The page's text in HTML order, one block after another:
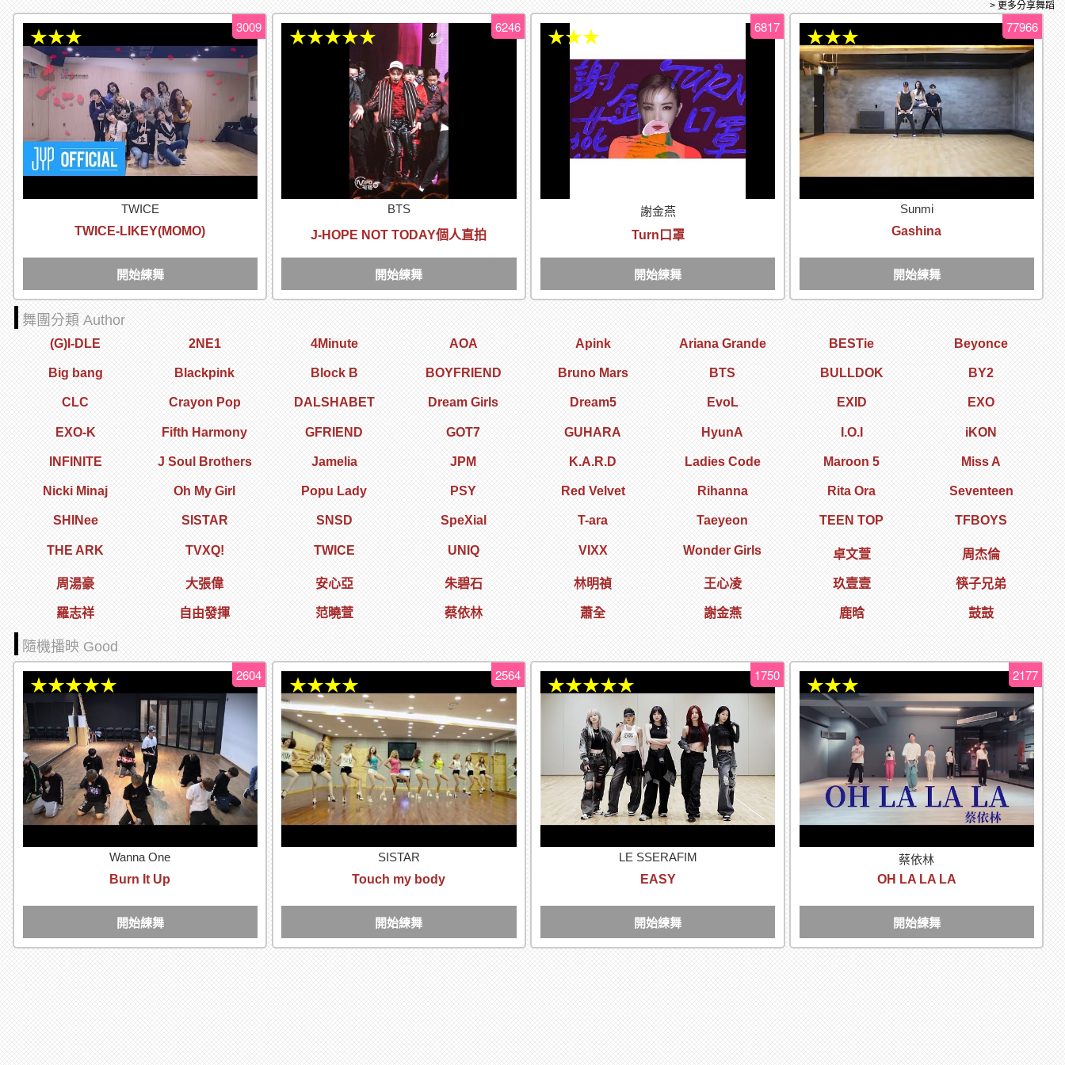
> 更多分享舞蹈
TWICE
TWICE-LIKEY(MOMO)
開始練舞
3009
★★★
BTS
J-HOPE NOT TODAY個人直拍
開始練舞
6246
★★★★★
謝金燕
Turn口罩
開始練舞
6817
★★★
Sunmi
Gashina
開始練舞
77966
★★★
舞團分類 Author
(G)I-DLE 2NE1 4Minute AOA Apink Ariana Grande BESTie Beyonce
Big bang Blackpink Block B BOYFRIEND Bruno Mars BTS BULLDOK BY2
CLC Crayon Pop DALSHABET Dream Girls Dream5 EvoL EXID EXO
EXO-K Fifth Harmony GFRIEND GOT7 GUHARA HyunA I.O.I iKON
INFINITE J Soul Brothers Jamelia JPM K.A.R.D Ladies Code Maroon 5 Miss A
Nicki Minaj Oh My Girl Popu Lady PSY Red Velvet Rihanna Rita Ora Seventeen
SHINee SISTAR SNSD SpeXial T-ara Taeyeon TEEN TOP TFBOYS
THE ARK TVXQ! TWICE UNIQ VIXX Wonder Girls 卓文萱 周杰倫
周湯豪 大張偉 安心亞 朱碧石 林明禎 王心凌 玖壹壹 筷子兄弟
羅志祥 自由發揮 范曉萱 蔡依林 蕭全 謝金燕 鹿晗 鼓鼓
隨機播映 Good
Wanna One
Burn It Up
開始練舞
2604
★★★★★
SISTAR
Touch my body
開始練舞
2564
★★★★
LE SSERAFIM
EASY
開始練舞
1750
★★★★★
蔡依林
OH LA LA LA
開始練舞
2177
★★★